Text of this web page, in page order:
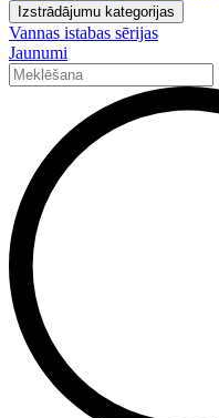
Izstrādājumu kategorijas
Vannas istabas sērijas
Jaunumi